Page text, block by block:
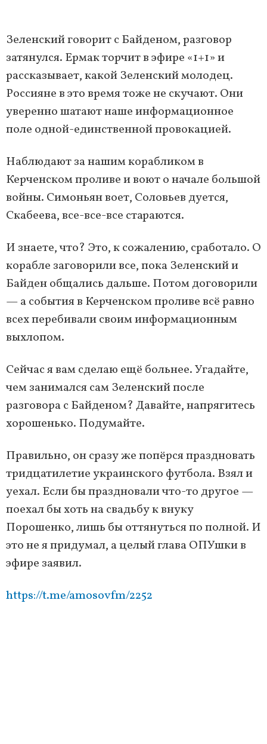
Зеленский говорит с Байденом, разговор
затянулся. Ермак торчит в эфире «1+1» и
рассказывает, какой Зеленский молодец.
Россияне в это время тоже не скучают. Они
уверенно шатают наше информационное
поле одной-единственной провокацией.
Наблюдают за нашим корабликом в
Керченском проливе и воют о начале большой
войны. Симоньян воет, Соловьев дуется,
Скабеева, все-все-все стараются.
И знаете, что? Это, к сожалению, сработало. О
корабле заговорили все, пока Зеленский и
Байден общались дальше. Потом договорили
— а события в Керченском проливе всё равно
всех перебивали своим информационным
выхлопом.
Сейчас я вам сделаю ещё больнее. Угадайте,
чем занимался сам Зеленский после
разговора с Байденом? Давайте, напрягитесь
хорошенько. Подумайте.
Правильно, он сразу же попёрся праздновать
тридцатилетие украинского футбола. Взял и
уехал. Если бы праздновали что-то другое —
поехал бы хоть на свадьбу к внуку
Порошенко, лишь бы оттянуться по полной. И
это не я придумал, а целый глава ОПУшки в
эфире заявил.
https://t.me/amosovfm/2252